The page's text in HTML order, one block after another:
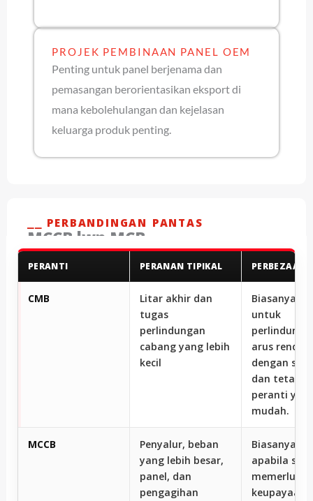
PROJEK PEMBINAAN PANEL OEM
Penting untuk panel berjenama dan
pemasangan berorientasikan eksport di
mana kebolehulangan dan kejelasan
keluarga produk penting.
⎯⎯ PERBANDINGAN PANTAS
MCCB lwn MCB
PERANTI PERANAN TIPIKAL PERBEZAAN
CMB
Litar akhir dan
tugas
perlindungan
cabang yang lebih
kecil
Biasanya
untuk
arus rendah
dengan
dan tetapan
peranti
mudah.
MCCB
Penyalur, beban
yang lebih besar,
panel, dan
pengagihan
Biasanya
apabila
memerlukan
keupayaan